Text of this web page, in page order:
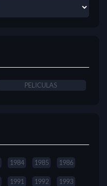
PELICULAS
1984 1985 1986
1991 1992 1993